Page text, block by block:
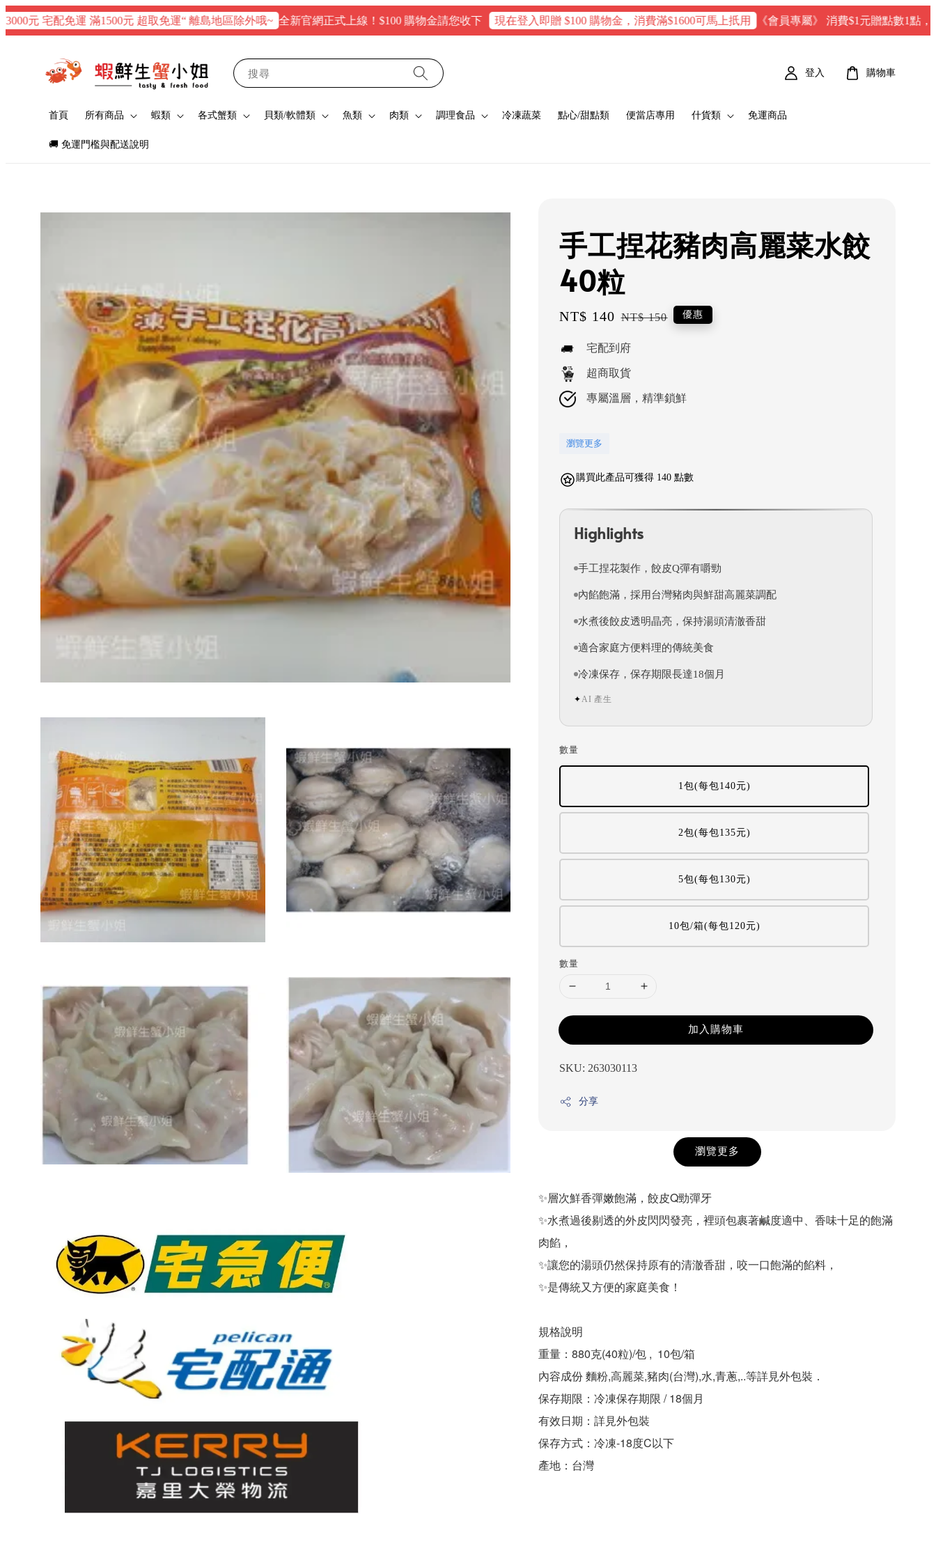
宅配免運 滿1500元 超取免運“ 離島地區除外哦~ 全新官網正式上線！$100 購物金請您收下 現在登入即贈 $100 購物金，消費滿$1600可馬上扺用 《會員專屬》 消費$1元贈點數1點，每100
搜尋
首頁 所有商品 蝦類 各式蟹類 貝類/軟體類 魚類 肉類 調理食品 冷凍蔬菜 點心/甜點類 便當店專用 什貨類 免運商品
🚚 免運門檻與配送說明
登入 購物車
手工捏花豬肉高麗菜水餃
40粒
Sale
NT$ 140 Regular
NT$ 150 優惠
宅配到府
超商取貨
專屬溫層，精準鎖鮮
瀏覽更多
購買此產品可獲得 140 點數
Highlights
手工捏花製作，餃皮Q彈有嚼勁
內餡飽滿，採用台灣豬肉與鮮甜高麗菜調配
水煮後餃皮透明晶亮，保持湯頭清澈香甜
適合家庭方便料理的傳統美食
冷凍保存，保存期限長達18個月
✦ AI 產生
數量
1包(每包140元)
2包(每包135元)
5包(每包130元)
10包/箱(每包120元)
數量
加入購物車
SKU: 263030113
分享
瀏覽更多
✨層次鮮香彈嫩飽滿，餃皮Q勁彈牙
✨水煮過後剔透的外皮閃閃發亮，裡頭包裹著鹹度適中、香味十足的飽滿
肉餡，
✨讓您的湯頭仍然保持原有的清澈香甜，咬一口飽滿的餡料，
✨是傳統又方便的家庭美食！
規格說明
重量：880克(40粒)/包 , 10包/箱
內容成份 麵粉,高麗菜,豬肉(台灣),水,青蔥,..等詳見外包裝．
保存期限：冷凍保存期限 / 18個月
有效日期：詳見外包裝
保存方式：冷凍-18度C以下
產地：台灣